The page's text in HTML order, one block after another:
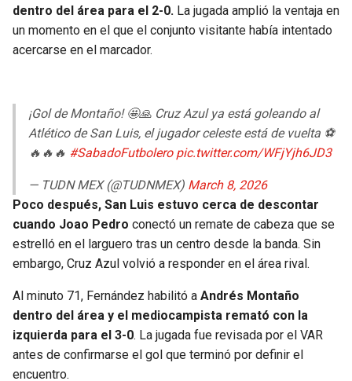
dentro del área para el 2-0. La jugada amplió la ventaja en
un momento en el que el conjunto visitante había intentado
acercarse en el marcador.
¡Gol de Montaño! 🤩🙏 Cruz Azul ya está goleando al
Atlético de San Luis, el jugador celeste está de vuelta ⚽
🔥🔥🔥 #SabadoFutbolero pic.twitter.com/WFjYjh6JD3
— TUDN MEX (@TUDNMEX) March 8, 2026
Poco después, San Luis estuvo cerca de descontar
cuando Joao Pedro conectó un remate de cabeza que se
estrelló en el larguero tras un centro desde la banda. Sin
embargo, Cruz Azul volvió a responder en el área rival.
Al minuto 71, Fernández habilitó a Andrés Montaño
dentro del área y el mediocampista remató con la
izquierda para el 3-0. La jugada fue revisada por el VAR
antes de confirmarse el gol que terminó por definir el
encuentro.